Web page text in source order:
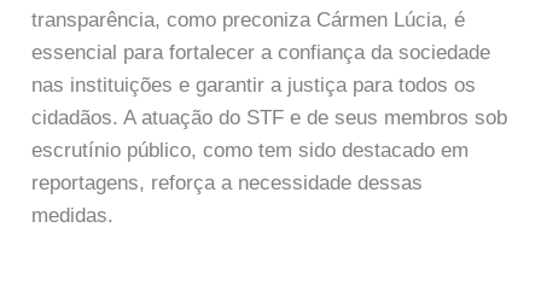
transparência, como preconiza Cármen Lúcia, é
essencial para fortalecer a confiança da sociedade
nas instituições e garantir a justiça para todos os
cidadãos. A atuação do STF e de seus membros sob
escrutínio público, como tem sido destacado em
reportagens, reforça a necessidade dessas
medidas.